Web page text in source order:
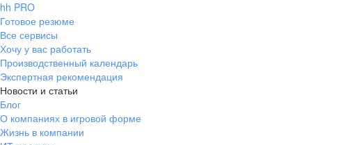
hh PRO
Готовое резюме
Все сервисы
Хочу у вас работать
Производственный календарь
Экспертная рекомендация
Новости и статьи
Блог
О компаниях в игровой форме
Жизнь в компании